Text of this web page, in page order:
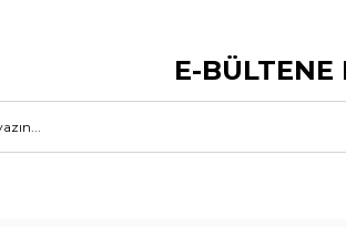
E-BÜLTENE